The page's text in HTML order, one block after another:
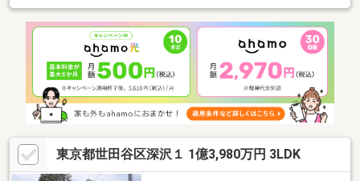
各居室収納・ロフト3箇所等豊富な収納スペースあり〇浴室換気乾
燥暖房機付きユニットバス○床暖房あり（リビング・ダイニング
部分）○モニター付インターホン〇電動シャッター付ビルトイン
ガレージサイズ：幅 約2.3ｍ、高さ 約2.1ｍ、奥行き 約5.3ｍ○不在
時に便利な宅配ボックス〇リモコンキー（玄関）■令和８年８月
末リフォーム完了予定〇外壁塗装〇キッチン交換〇トイレ交換〇
クロス張替え
東京都世田谷区深沢１ 1億3,980万円 3LDK